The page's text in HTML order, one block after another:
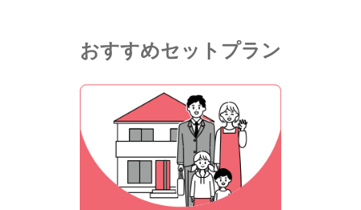
おすすめセットプラン